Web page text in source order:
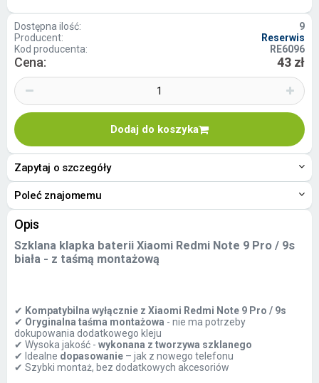
Dostępna ilość:
9
Producent:
Reserwis
Kod producenta:
RE6096
Cena: 43 zł
Dodaj do koszyka
Zapytaj o szczegóły
Poleć znajomemu
Opis
Szklana klapka baterii Xiaomi Redmi Note 9 Pro / 9s
biała - z taśmą montażową
✔ Kompatybilna wyłącznie z Xiaomi Redmi Note 9 Pro / 9s
✔ Oryginalna taśma montażowa - nie ma potrzeby
dokupowania dodatkowego kleju
✔ Wysoka jakość - wykonana z tworzywa szklanego
✔ Idealne dopasowanie – jak z nowego telefonu
✔ Szybki montaż, bez dodatkowych akcesoriów